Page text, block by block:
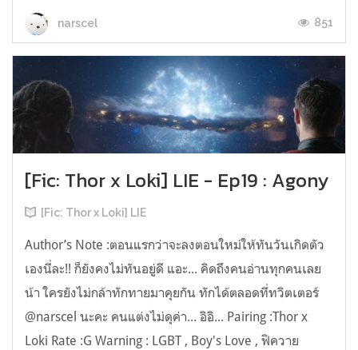
narscel 851
[Fic: Thor x Loki] LIE - Ep19 : Agony
[Fic: Thor x Loki] LIE
Author’s Note :ตอนแรกว่าจะลงตอนใหม่ให้ทันวันเกิดตัว
เองนี่ละ!! ก็ยังคงไม่ทันอยู่ดี แอะ... คิดถึงคนอ่านทุกคนเลย
น้า ใครยังไม่กล้าทักทายมาคุยกัน ทักได้ตลอดที่ทวิตเตอร์
@narscel นะคะ คนแต่งไม่ดุค่า... อิอิ... Pairing :Thor x
Loki Rate :G Warning : LGBT , Boy's Love , ฟิควาย